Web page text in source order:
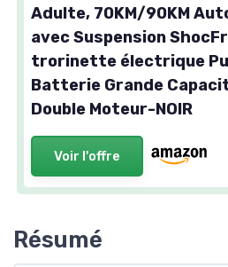
Adulte, 70KM/90KM
avec Suspension
trorinette électrique
Batterie Grande
Double Moteur-NOIR
Voir l'offre
Résumé